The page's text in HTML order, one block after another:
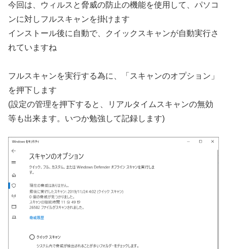
今回は、ウィルスと脅威の防止の機能を使用して、パソコ
ンに対しフルスキャンを掛けます
インストール後に自動で、クイックスキャンが自動実行さ
れていますね
フルスキャンを実行する為に、「スキャンのオプション」
を押下します
(設定の管理を押下すると、リアルタイムスキャンの無効
等も出来ます。いつか勉強して記録します)